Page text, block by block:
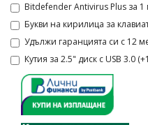
Bitdefender Antivirus Plus за 1
Букви на кирилица за
Удължи гаранцията си с 12
Кутия за 2.5" диск с USB 3.0